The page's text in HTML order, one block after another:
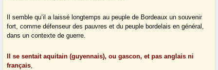
Il semble qu’il a laissé longtemps au peuple de Bordeaux un souvenir
fort, comme défenseur des pauvres et du peuple bordelais en général,
dans un contexte de guerre.
Il se sentait aquitain (guyennais), ou gascon, et pas anglais ni
français,